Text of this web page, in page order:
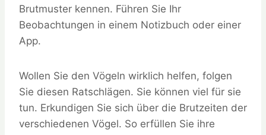
Brutmuster kennen. Führen Sie Ihr
Beobachtungen in einem Notizbuch oder einer
App.
Wollen Sie den Vögeln wirklich helfen, folgen
Sie diesen Ratschlägen. Sie können viel für sie
tun. Erkundigen Sie sich über die Brutzeiten der
verschiedenen Vögel. So erfüllen Sie ihre